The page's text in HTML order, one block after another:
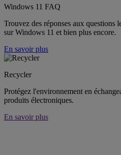
Windows 11 FAQ
Trouvez des réponses aux questions
sur Windows 11 et bien plus encore.
En savoir plus
Recycler
Protégez l'environnement en
produits électroniques.
En savoir plus